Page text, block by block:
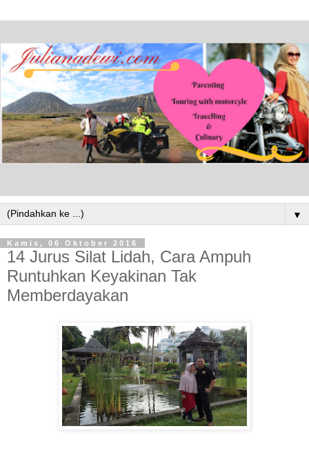
▼
Kamis, 06 Oktober 2016
14 Jurus Silat Lidah, Cara Ampuh
Runtuhkan Keyakinan Tak
Memberdayakan